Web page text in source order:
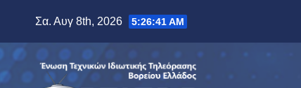
περιεχόμενο
Σα. Αυγ 8th, 2026 5:26:42 AM